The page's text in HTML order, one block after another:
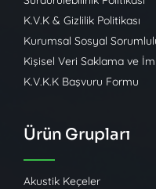
K.V.K & Gizlilik Politikası
Kurumsal Sosyal
Kişisel Veri Saklama ve
K.V.K.K Başvuru Formu
Ürün Grupları
Akustik Keçeler